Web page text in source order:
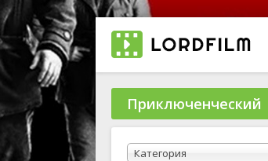
Приключенческий
Категория